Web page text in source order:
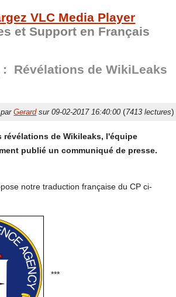
VLC Media Player
et Support en Français
: Révélations de WikiLeaks
parGerard sur 09-02-2017 16:40:00 (7413 lectures)
révélations de Wikileaks, l'équipe
publié un communiqué de presse.
notre traduction française du CP ci-
***